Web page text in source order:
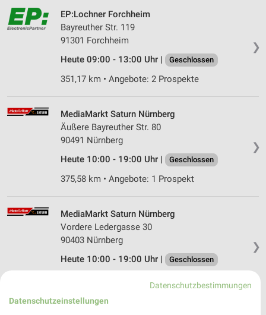
❯
EP:Lochner Forchheim
Bayreuther Str. 119
91301 Forchheim
Heute 09:00 - 13:00 Uhr |
Geschlossen
351,17 km • Angebote: 2 Prospekte
❯
MediaMarkt Saturn Nürnberg
Äußere Bayreuther Str. 80
90491 Nürnberg
Heute 10:00 - 19:00 Uhr |
Geschlossen
375,58 km • Angebote: 1 Prospekt
❯
MediaMarkt Saturn Nürnberg
Vordere Ledergasse 30
90403 Nürnberg
Heute 10:00 - 19:00 Uhr |
Geschlossen
Datenschutzbestimmungen
Datenschutzeinstellungen